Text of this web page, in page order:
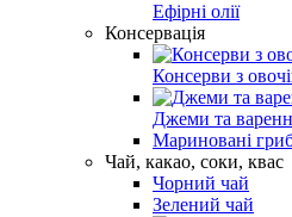
Ефірні олії
Консервація
Консерви з
Джеми та
Мариновані
Чай, какао, соки, квас
Чорний чай
Зелений чай